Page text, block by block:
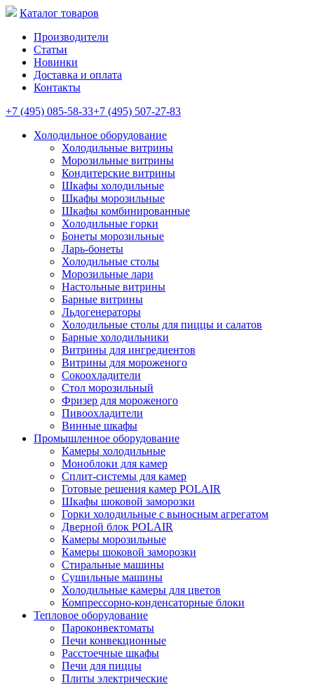
Каталог товаров
Производители
Статьи
Новинки
Доставка и оплата
Контакты
+7 (495) 085-58-33+7 (495) 507-27-83
Холодильное оборудование
Холодильные витрины
Морозильные витрины
Кондитерские витрины
Шкафы холодильные
Шкафы морозильные
Шкафы комбинированные
Холодильные горки
Бонеты морозильные
Ларь-бонеты
Холодильные столы
Морозильные лари
Настольные витрины
Барные витрины
Льдогенераторы
Холодильные столы для пиццы и салатов
Барные холодильники
Витрины для ингредиентов
Витрины для мороженого
Сокоохладители
Стол морозильный
Фризер для мороженого
Пивоохладители
Винные шкафы
Промышленное оборудование
Камеры холодильные
Моноблоки для камер
Сплит-системы для камер
Готовые решения камер POLAIR
Шкафы шоковой заморозки
Горки холодильные с выносным агрегатом
Дверной блок POLAIR
Камеры морозильные
Камеры шоковой заморозки
Стиральные машины
Сушильные машины
Холодильные камеры для цветов
Компрессорно-конденсаторные блоки
Тепловое оборудование
Пароконвектоматы
Печи конвекционные
Расстоечные шкафы
Печи для пиццы
Плиты электрические